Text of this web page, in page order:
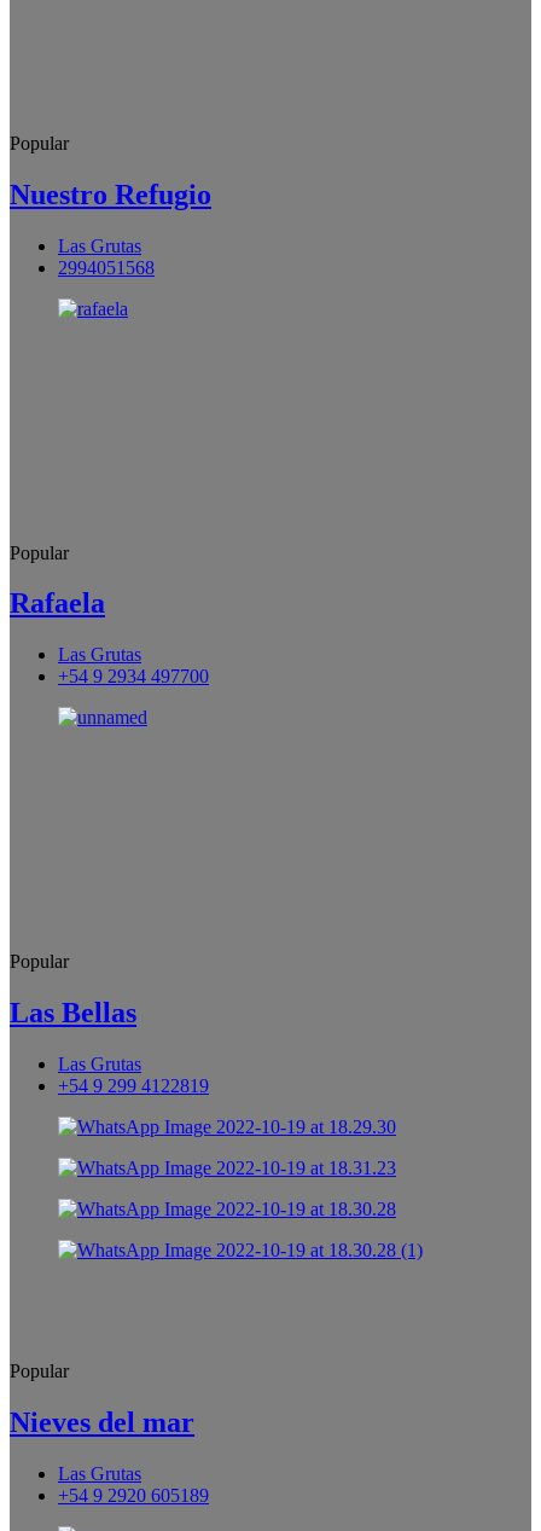
Popular
Nuestro Refugio
Las Grutas
2994051568
Popular
Rafaela
Las Grutas
+54 9 2934 497700
Popular
Las Bellas
Las Grutas
+54 9 299 4122819
Popular
Nieves del mar
Las Grutas
+54 9 2920 605189